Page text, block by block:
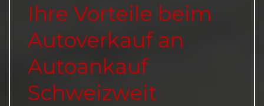
Ihre Vorteile beim
Autoverkauf an
Autoankauf
Schweizweit